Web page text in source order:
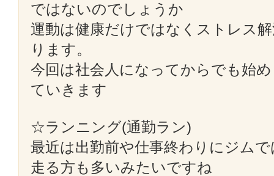
ではないのでしょうか
運動は健康だけではなくストレス
ります。
今回は社会人になってからでも始
ていきます
☆ランニング(通勤ラン)
最近は出勤前や仕事終わりにジム
走る方も多いみたいですね